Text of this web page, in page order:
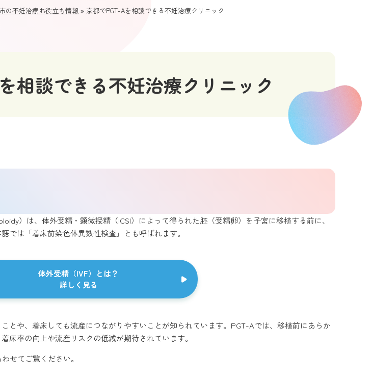
の不妊治療お役立ち情報 » 京都でPGT-Aを相談できる不妊治療クリニック
相談できる不妊治療クリニック
）は、体外受精・顕微授精（ICSI）によって得られた胚（受精卵）を子宮に移植する前に、
では「着床前染色体異数性検査」とも呼ばれます。
体外受精（IVF）とは？
詳しく見る
とや、着床しても流産につながりやすいことが知られています。PGT-Aでは、移植前にあらか
床率の向上や流産リスクの低減が期待されています。
せてご覧ください。